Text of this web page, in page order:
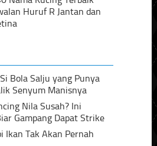
Huruf R Jantan dan
Bola Salju yang Punya
Senyum Manisnya
Nila Susah? Ini
Gampang Dapat Strike
Ikan Tak Akan Pernah